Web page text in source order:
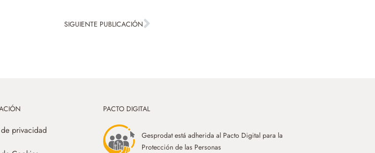
SIGUIENTE PUBLICACIÓN
privacidad
PACTO DIGITAL
Gesprodat está adherida al Pacto Digital para la
Protección de las Personas